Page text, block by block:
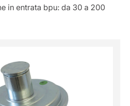
in entrata bpu: da 30 a 200